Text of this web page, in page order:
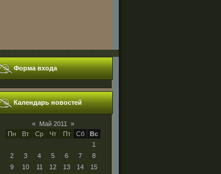
Форма входа
Календарь новостей
« Май 2011
»
Пн
Вт Ср Чт Пт Сб
Вс
1
2
3 4 5 6 7
8
9
10 11 12 13 14
15